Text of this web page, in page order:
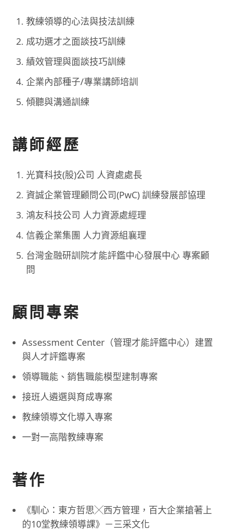
教練領導的心法與技法訓練
成功選才之面談技巧訓練
績效管理與面談技巧訓練
企業內部種子/專業講師培訓
傾聽與溝通訓練
講師經歷
光寶科技(股)公司 人資處處長
資誠企業管理顧問公司(PwC) 訓練發展部協理
鴻友科技公司 人力資源處經理
信義企業集團 人力資源組襄理
台灣金融研訓院才能評鑑中心發展中心 專案顧
問
顧問專案
Assessment Center（管理才能評鑑中心）建置
與人才評鑑專案
領導職能、銷售職能模型建制專案
接班人遴選與育成專案
教練領導文化導入專案
一對一高階教練專案
著作
《馴心：東方哲思╳西方管理，百大企業搶著上
的10堂教練領導課》－三采文化